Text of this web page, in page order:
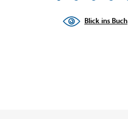
Blick ins Buch